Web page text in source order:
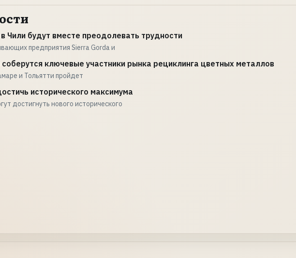
Чили будут вместе преодолевать трудности
предприятия Sierra Gorda и
ключевые участники рынка рециклинга цветных металлов
и Тольятти пройдет
исторического максимума
достигнуть нового исторического